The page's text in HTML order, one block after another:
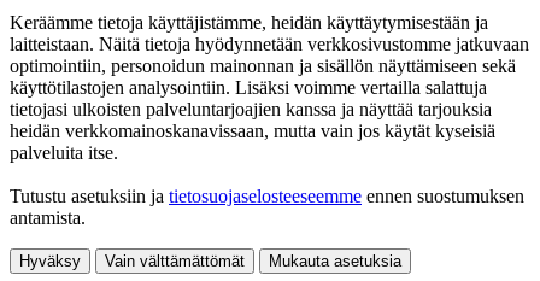
Keräämme tietoja käyttäjistämme, heidän käyttäytymisestään ja
laitteistaan. Näitä tietoja hyödynnetään verkkosivustomme jatkuvaan
optimointiin, personoidun mainonnan ja sisällön näyttämiseen sekä
käyttötilastojen analysointiin. Lisäksi voimme vertailla salattuja
tietojasi ulkoisten palveluntarjoajien kanssa ja näyttää tarjouksia
heidän verkkomainoskanavissaan, mutta vain jos käytät kyseisiä
palveluita itse.
Tutustu asetuksiin ja tietosuojaselosteeseemme ennen suostumuksen
antamista.
Hyväksy Vain välttämättömät Mukauta asetuksia